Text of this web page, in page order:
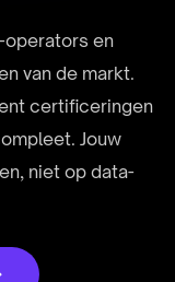
operators en
van de markt.
certificeringen
Jouw
niet op data-